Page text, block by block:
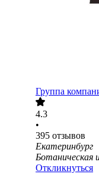
Группа
4.3
•
395 отзывов
Екатеринбург
Ботаническая
Откликнуться